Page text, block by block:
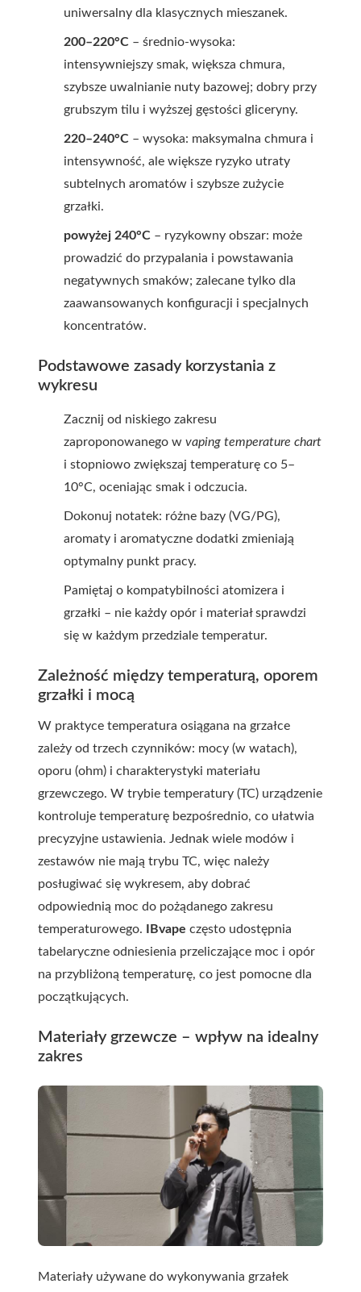
uniwersalny dla klasycznych mieszanek.
200–220°C – średnio-wysoka:
intensywniejszy smak, większa chmura,
szybsze uwalnianie nuty bazowej; dobry przy
grubszym tilu i wyższej gęstości gliceryny.
220–240°C – wysoka: maksymalna chmura i
intensywność, ale większe ryzyko utraty
subtelnych aromatów i szybsze zużycie
grzałki.
powyżej 240°C – ryzykowny obszar: może
prowadzić do przypalania i powstawania
negatywnych smaków; zalecane tylko dla
zaawansowanych konfiguracji i specjalnych
koncentratów.
Podstawowe zasady korzystania z
wykresu
Zacznij od niskiego zakresu
zaproponowanego w vaping temperature chart
i stopniowo zwiększaj temperaturę co 5–
10°C, oceniając smak i odczucia.
Dokonuj notatek: różne bazy (VG/PG),
aromaty i aromatyczne dodatki zmieniają
optymalny punkt pracy.
Pamiętaj o kompatybilności atomizera i
grzałki – nie każdy opór i materiał sprawdzi
się w każdym przedziale temperatur.
Zależność między temperaturą, oporem
grzałki i mocą
W praktyce temperatura osiągana na grzałce
zależy od trzech czynników: mocy (w watach),
oporu (ohm) i charakterystyki materiału
grzewczego. W trybie temperatury (TC) urządzenie
kontroluje temperaturę bezpośrednio, co ułatwia
precyzyjne ustawienia. Jednak wiele modów i
zestawów nie mają trybu TC, więc należy
posługiwać się wykresem, aby dobrać
odpowiednią moc do pożądanego zakresu
temperaturowego.
IBvape często udostępnia
tabelaryczne odniesienia przeliczające moc i opór
na przybliżoną temperaturę, co jest pomocne dla
początkujących.
Materiały grzewcze – wpływ na idealny
zakres
Materiały używane do wykonywania grzałek